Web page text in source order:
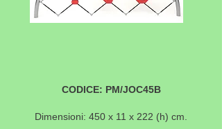
CODICE: PM/JOC45B
Dimensioni: 450 x 11 x 222 (h) cm.